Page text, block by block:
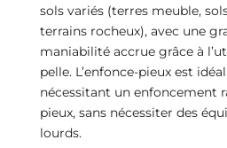
sols variés (terres meuble,
terrains rocheux), avec une
maniabilité accrue grâce à
pelle. L’enfonce-pieux est
nécessitant un enfoncement
pieux, sans nécessiter des
lourds.